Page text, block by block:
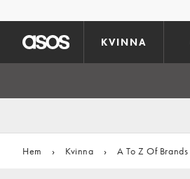
KVINNA
Hem › Kvinna › A To Z Of Brands